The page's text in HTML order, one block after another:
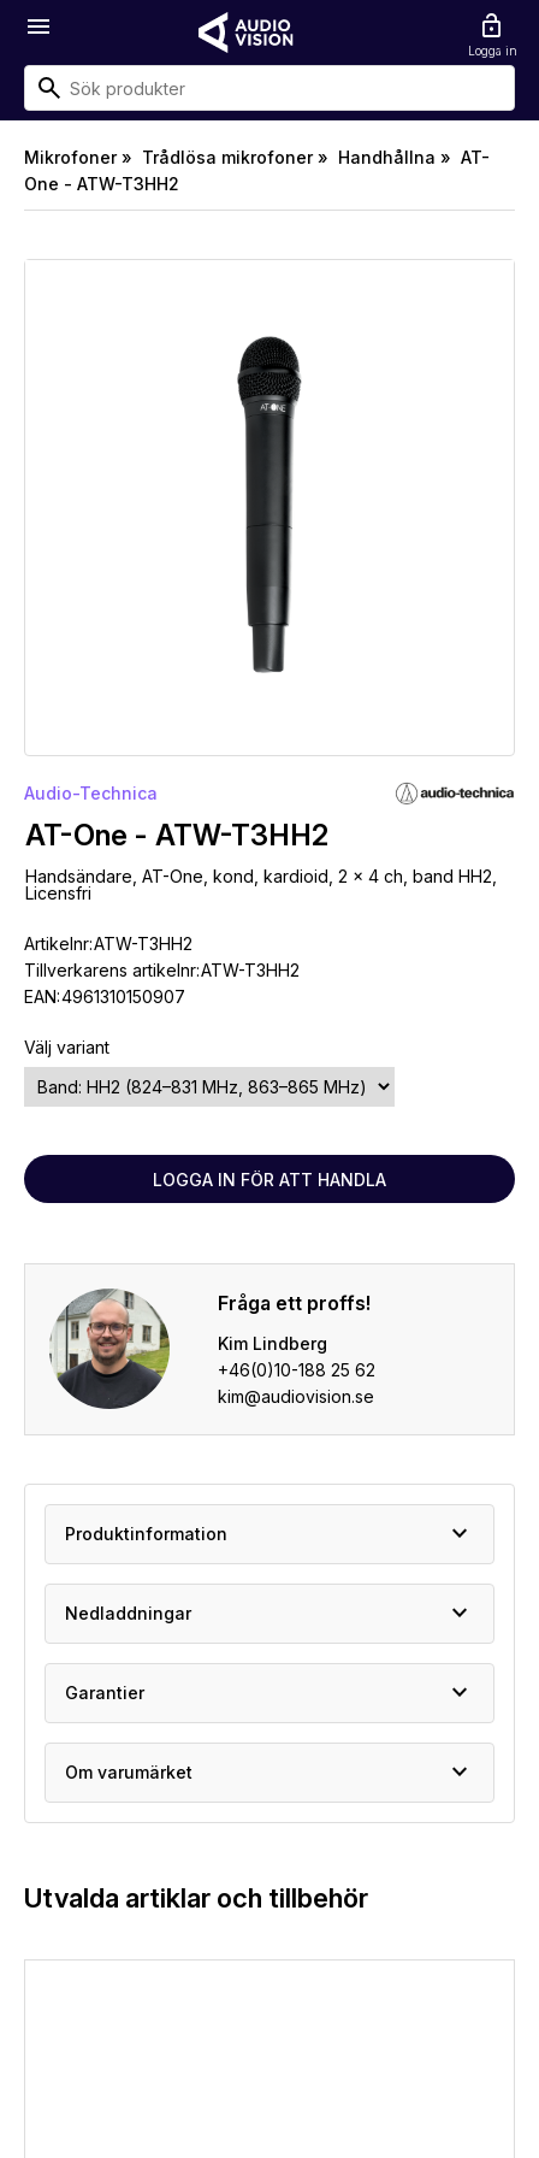
menu lock_open
Logga in
Mikrofoner » Trådlösa mikrofoner » Handhållna » AT-
One - ATW-T3HH2
Audio-Technica
AT-One - ATW-T3HH2
Handsändare, AT-One, kond, kardioid, 2 x 4 ch, band HH2,
Licensfri
Artikelnr:ATW-T3HH2
Tillverkarens artikelnr:ATW-T3HH2
EAN:4961310150907
Välj variant
LOGGA IN FÖR ATT HANDLA
Fråga ett proffs!
Kim Lindberg
+46(0)10-188 25 62
kim@audiovision.se
Produktinformation expand_more
Nedladdningar expand_more
Garantier expand_more
Om varumärket expand_more
Utvalda artiklar och tillbehör